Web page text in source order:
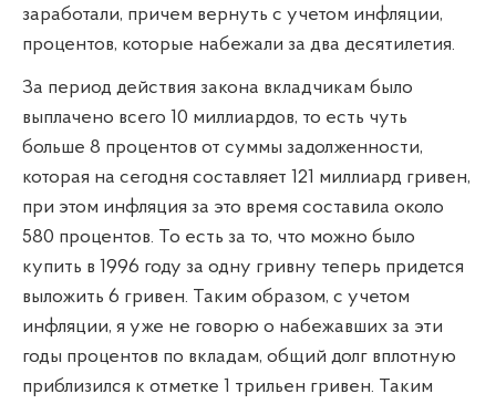
заработали, причем вернуть с учетом инфляции,
процентов, которые набежали за два десятилетия.
За период действия закона вкладчикам было
выплачено всего 10 миллиардов, то есть чуть
больше 8 процентов от суммы задолженности,
которая на сегодня составляет 121 миллиард гривен,
при этом инфляция за это время составила около
580 процентов. То есть за то, что можно было
купить в 1996 году за одну гривну теперь придется
выложить 6 гривен. Таким образом, с учетом
инфляции, я уже не говорю о набежавших за эти
годы процентов по вкладам, общий долг вплотную
приблизился к отметке 1 трильен гривен. Таким